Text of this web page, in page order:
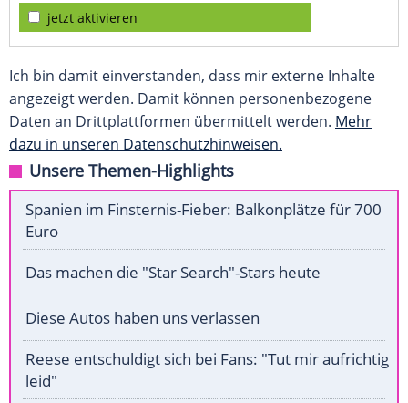
jetzt aktivieren
Ich bin damit einverstanden, dass mir externe Inhalte
angezeigt werden. Damit können personenbezogene
Daten an Drittplattformen übermittelt werden. Mehr
dazu in unseren Datenschutzhinweisen.
Unsere Themen-Highlights
Spanien im Finsternis-Fieber: Balkonplätze für 700
Euro
Das machen die "Star Search"-Stars heute
Diese Autos haben uns verlassen
Reese entschuldigt sich bei Fans: "Tut mir aufrichtig
leid"